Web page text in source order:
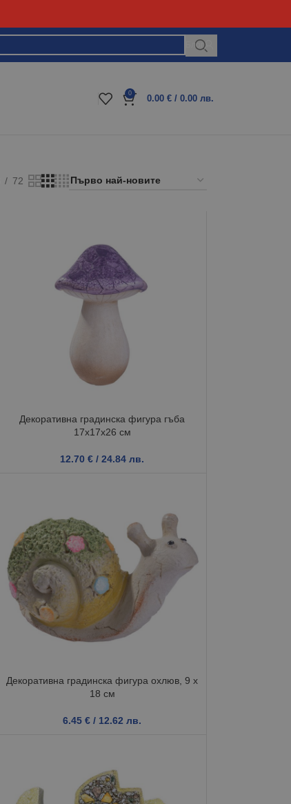
Блог
0
0.00 € / 0.00 лв.
72
Декоративна градинска фигура гъба
17x17x26 см
12.70€ / 24.84 лв.
Декоративна градинска фигура охлюв, 9 x
18 см
6.45€ / 12.62 лв.